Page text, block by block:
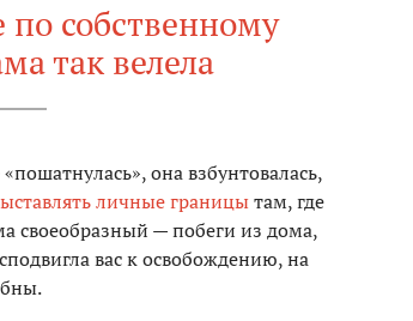
собственному
так велела
она взбунтовалась,
личные границытам, где
своеобразный — побеги из дома,
вас к освобождению, на